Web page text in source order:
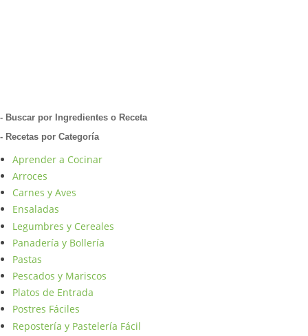
- Buscar por Ingredientes o Receta
- Recetas por Categoría
Aprender a Cocinar
Arroces
Carnes y Aves
Ensaladas
Legumbres y Cereales
Panadería y Bollería
Pastas
Pescados y Mariscos
Platos de Entrada
Postres Fáciles
Repostería y Pastelería Fácil